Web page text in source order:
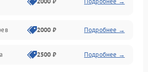
2000 ₽ Подробнее →
2500 ₽ Подробнее →